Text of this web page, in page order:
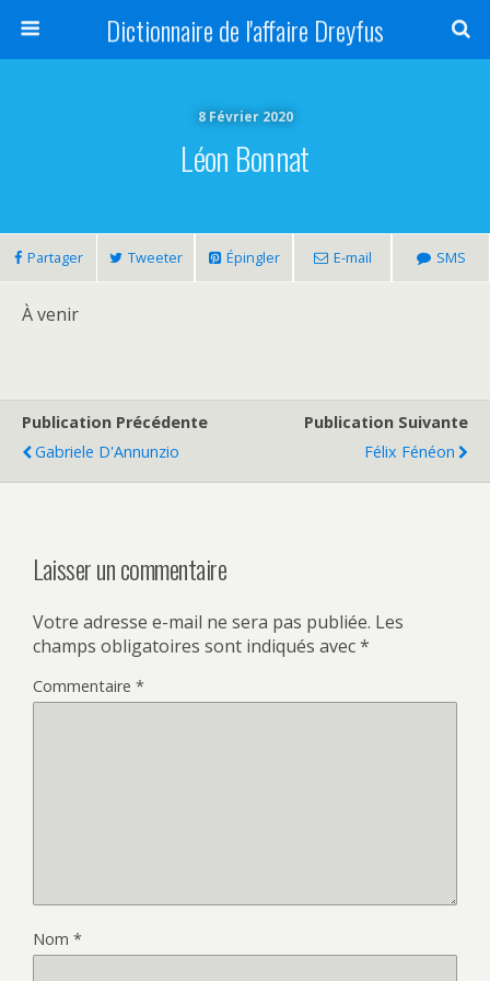
Dictionnaire de l'affaire Dreyfus
8 Février 2020
Léon Bonnat
Partager Tweeter Épingler E-mail SMS
À venir
Publication Précédente
Gabriele D'Annunzio
Publication Suivante
Félix Fénéon
Laisser un commentaire
Votre adresse e-mail ne sera pas publiée. Les
champs obligatoires sont indiqués avec*
Commentaire *
Nom *